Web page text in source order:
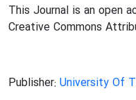
This Journal is an open
Creative Commons
Publisher: University Of